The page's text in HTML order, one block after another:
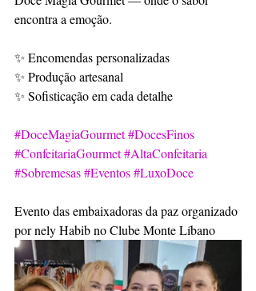
encontra a emoção.
✨ Encomendas personalizadas
✨ Produção artesanal
✨ Sofisticação em cada detalhe
#DoceMagiaGourmet#DocesFinos
#ConfeitariaGourmet#AltaConfeitaria
#Sobremesas#Eventos#LuxoDoce
Evento das embaixadoras da paz organizado
por nely Habib no Clube Monte Líbano